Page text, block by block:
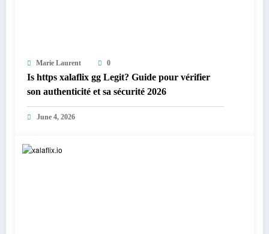
Marie Laurent 0
Is https xalaflix gg Legit? Guide pour vérifier
son authenticité et sa sécurité 2026
June 4, 2026